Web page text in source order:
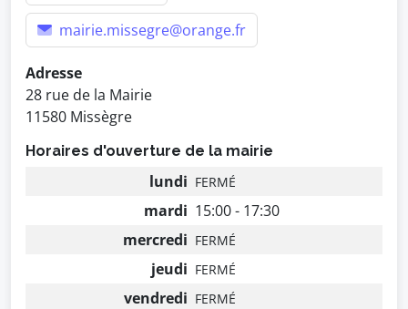
mairie.missegre@orange.fr
Adresse
28 rue de la Mairie
11580 Missègre
Horaires d'ouverture de la mairie
lundi FERMÉ
mardi 15:00 - 17:30
mercredi FERMÉ
jeudi FERMÉ
vendredi FERMÉ